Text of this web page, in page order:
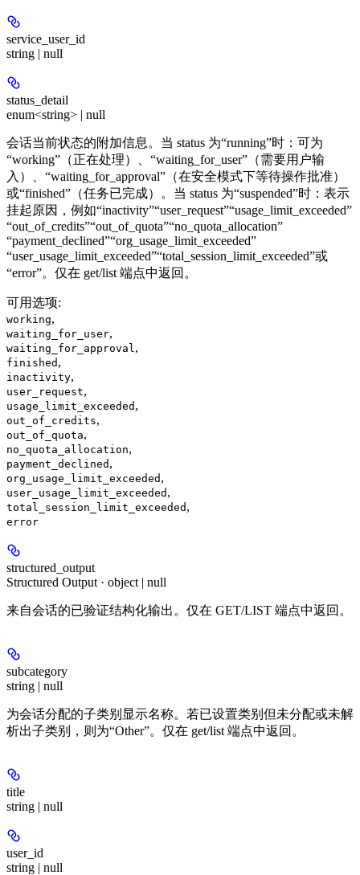
service_user_id
string | null
status_detail
enum<string> | null
会话当前状态的附加信息。当 status 为“running”时：可为
“working”（正在处理）、“waiting_for_user”（需要用户输
入）、“waiting_for_approval”（在安全模式下等待操作批准）
或“finished”（任务已完成）。当 status 为“suspended”时：表示
挂起原因，例如“inactivity”“user_request”“usage_limit_exceeded”
“out_of_credits”“out_of_quota”“no_quota_allocation”
“payment_declined”“org_usage_limit_exceeded”
“user_usage_limit_exceeded”“total_session_limit_exceeded”或
“error”。仅在 get/list 端点中返回。
可用选项:
working,
waiting_for_user,
waiting_for_approval ,
finished ,
inactivity,
user_request,
usage_limit_exceeded ,
out_of_credits,
out_of_quota,
no_quota_allocation,
payment_declined ,
org_usage_limit_exceeded ,
user_usage_limit_exceeded ,
total_session_limit_exceeded ,
error
structured_output
Structured Output · object | null
来自会话的已验证结构化输出。仅在 GET/LIST 端点中返回。
subcategory
string | null
为会话分配的子类别显示名称。若已设置类别但未分配或未解
析出子类别，则为“Other”。仅在 get/list 端点中返回。
title
string | null
user_id
string | null